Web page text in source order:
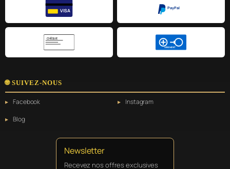
VISA
PayPal
CHÈQUE
VIREMENT
🌐 SUIVEZ-NOUS
Facebook
Instagram
Blog
Newsletter
Recevez nos offres exclusives